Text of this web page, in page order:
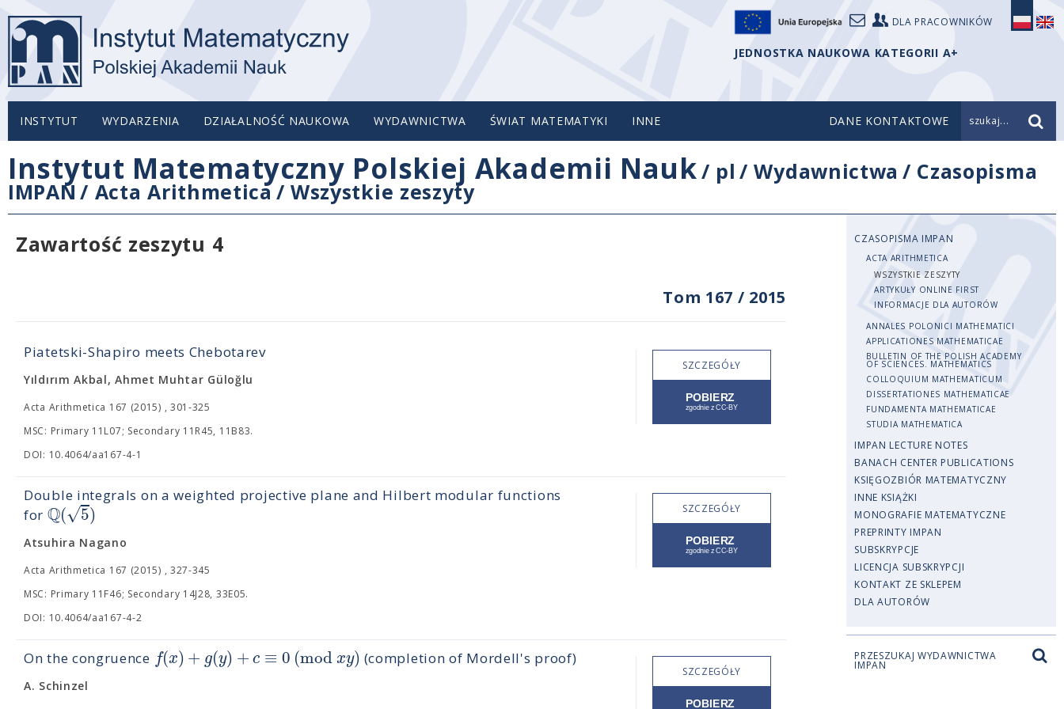
DLA PRACOWNIKÓW
JEDNOSTKA NAUKOWA KATEGORII A+
INSTYTUT WYDARZENIA DZIAŁALNOŚĆ NAUKOWA WYDAWNICTWA ŚWIAT MATEMATYKI INNE DANE KONTAKTOWE szukaj...
Instytut Matematyczny Polskiej Akademii Nauk/ pl /Wydawnictwa / Czasopisma
IMPAN / Acta Arithmetica/ Wszystkie zeszyty
Zawartość zeszytu 4
Tom 167 / 2015
Piatetski-Shapiro meets Chebotarev
Yıldırım Akbal, Ahmet Muhtar Güloğlu
Acta Arithmetica 167 (2015) , 301-325
MSC: Primary 11L07; Secondary 11R45, 11B83.
DOI: 10.4064/aa167-4-1
SZCZEGÓŁY
Double integrals on a weighted projective plane and Hilbert modular functions
for Q( 5
√ )
Atsuhira Nagano
Acta Arithmetica 167 (2015) , 327-345
MSC: Primary 11F46; Secondary 14J28, 33E05.
DOI: 10.4064/aa167-4-2
SZCZEGÓŁY
On the congruence f(x)+ g(y) +c ≡ 0 (modxy) (completion of Mordell's proof)
A. Schinzel
SZCZEGÓŁY
CZASOPISMA IMPAN
ACTA ARITHMETICA
WSZYSTKIE ZESZYTY
ARTYKUŁY ONLINE FIRST
INFORMACJE DLA AUTORÓW
ANNALES POLONICI MATHEMATICI
APPLICATIONES MATHEMATICAE
BULLETIN OF THE POLISH ACADEMY
OF SCIENCES. MATHEMATICS
COLLOQUIUM MATHEMATICUM
DISSERTATIONES MATHEMATICAE
FUNDAMENTA MATHEMATICAE
STUDIA MATHEMATICA
IMPAN LECTURE NOTES
BANACH CENTER PUBLICATIONS
KSIĘGOZBIÓR MATEMATYCZNY
INNE KSIĄŻKI
MONOGRAFIE MATEMATYCZNE
PREPRINTY IMPAN
SUBSKRYPCJE
LICENCJA SUBSKRYPCJI
KONTAKT ZE SKLEPEM
DLA AUTORÓW
PRZESZUKAJ WYDAWNICTWA
IMPAN